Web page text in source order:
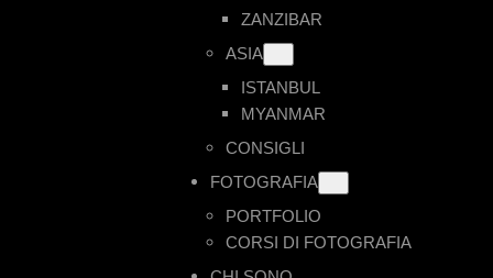
ZANZIBAR
ASIA
ISTANBUL
MYANMAR
CONSIGLI
FOTOGRAFIA
PORTFOLIO
CORSI DI FOTOGRAFIA